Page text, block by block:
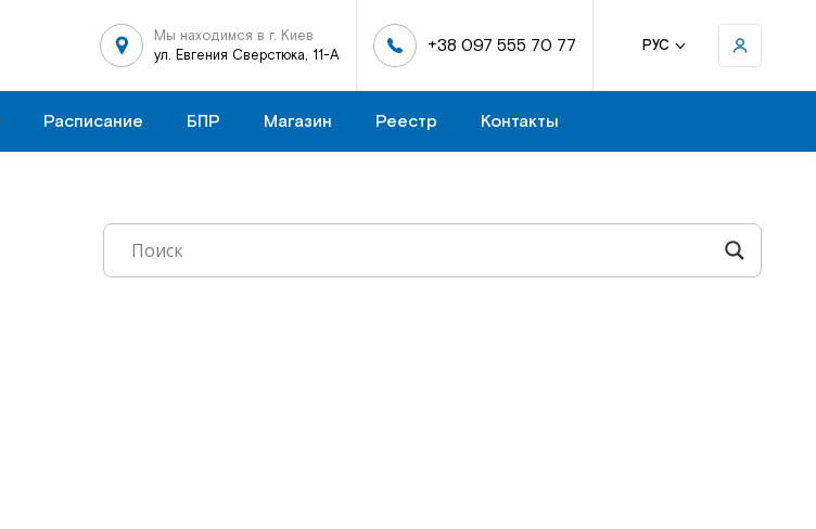
Мы находимся в г. Киев
ул. Евгения Сверстюка, 11-А
+38 097 555 70 77 РУС
Расписание БПР Магазин Реестр Контакты